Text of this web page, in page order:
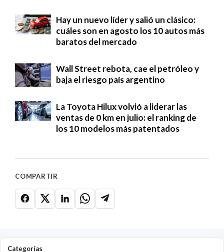
Hay un nuevo líder y salió un clásico:
cuáles son en agosto los 10 autos más
baratos del mercado
Wall Street rebota, cae el petróleo y
baja el riesgo país argentino
La Toyota Hilux volvió a liderar las
ventas de 0 km en julio: el ranking de
los 10 modelos más patentados
COMPARTIR
Categorías